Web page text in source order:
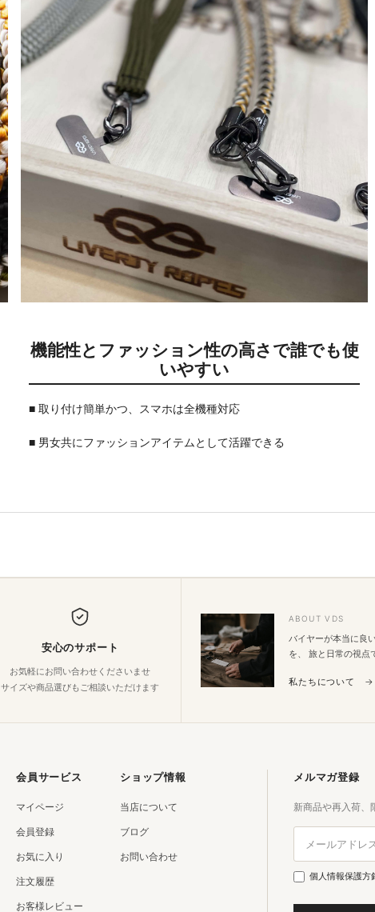
機能性とファッション性の高さで誰でも使
いやすい
■ 取り付け簡単かつ、スマホは全機種対応
■ 男女共にファッションアイテムとして活躍できる
安心のサポート
お気軽にお問い合わせくださいませ
サイズや商品選びもご相談いただけます
ABOUT VDS
バイヤーが本当に良
を、 旅と日常の視点
私たちについて →
会員サービス
マイページ
会員登録
お気に入り
注文履歴
お客様レビュー
ショップ情報
当店について
ブログ
お問い合わせ
メルマガ登録
新商品や再入荷、
個人情報保護方